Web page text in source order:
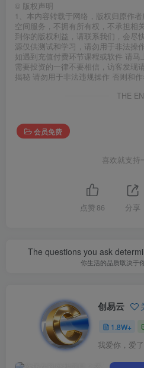
© 版权声明
1、本内容转载于网络，版权归原作
空间服务，不拥有所有权，不承担相
到你的版权利益，请联系我们，会尽
源仅供测试和学习，请勿用于非法操
如遇到充值付费环节课程或软件 请
需要投资的一律不要相信，访客发现
揭秘 请勿用于非法违规操作 否则和
THE
会员免费
喜欢就支持
点赞 86 分享
The questions you ask
你生活的品质取决于
创易云
1.8W+
我爱你，爱